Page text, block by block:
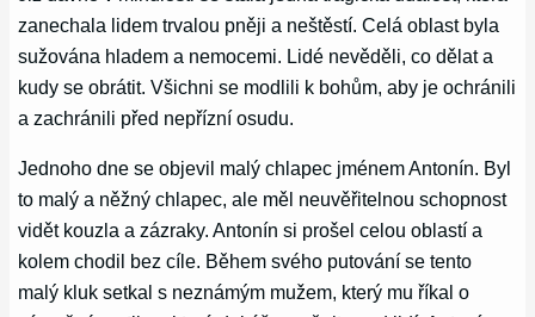
zanechala lidem trvalou pněji a neštěstí. Celá oblast byla
sužována hladem a nemocemi. Lidé nevěděli, co dělat a
kudy se obrátit. Všichni se modlili k bohům, aby je ochránili
a zachránili před nepřízní osudu.
Jednoho dne se objevil malý chlapec jménem Antonín. Byl
to malý a něžný chlapec, ale měl neuvěřitelnou schopnost
vidět kouzla a zázraky. Antonín si prošel celou oblastí a
kolem chodil bez cíle. Během svého putování se tento
malý kluk setkal s neznámým mužem, který mu říkal o